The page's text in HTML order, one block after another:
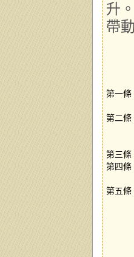
升
帶
第一條
第二條
第三條
第四條
第五條